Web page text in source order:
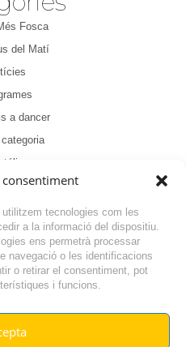
tecnologies com les
a la informació del dispositiu.
ens permetrà processar
navegació o les identificacions
o retirar el consentiment, pot
i funcions.
Fosca
del Matí
a dancer
2024